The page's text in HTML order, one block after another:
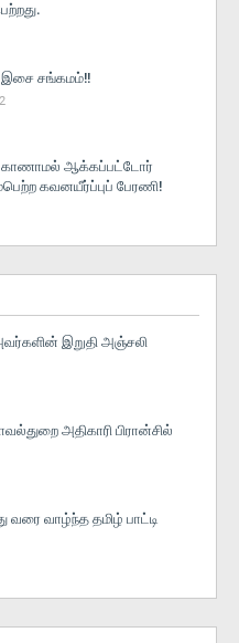
இசை சங்கமம்!!
காணாமல் ஆக்கப்பட்டோர்
கவனயீர்ப்புப் பேரணி!
இறுதி அஞ்சலி
அதிகாரி பிரான்சில்
வரை வாழ்ந்த தமிழ் பாட்டி